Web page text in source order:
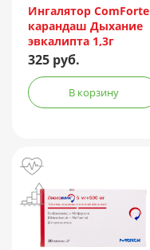
Ингалятор ComForte
карандаш Дыхание
эвкалипта 1,3г
325 руб.
В корзину